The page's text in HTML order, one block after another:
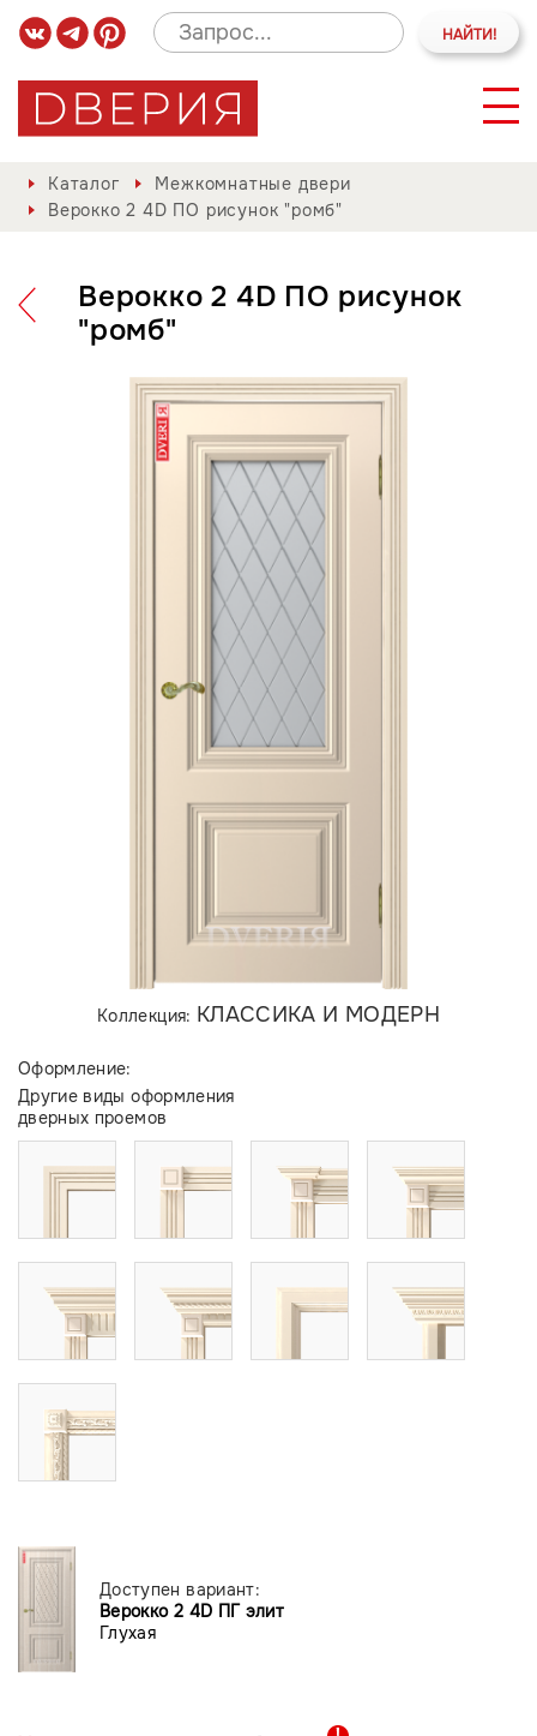
Каталог
Межкомнатные двери
Верокко 2 4D ПО рисунок "ромб"
Верокко 2 4D ПО рисунок
"ромб"
Коллекция: КЛАССИКА И МОДЕРН
Оформление:
Другие виды оформления
дверных проемов
Доступен вариант:
Верокко 2 4D ПГ элит
Глухая